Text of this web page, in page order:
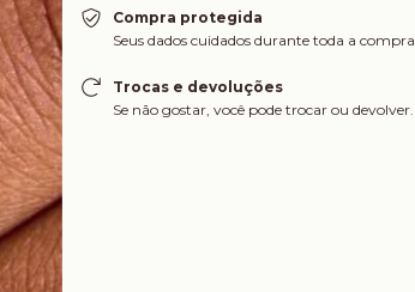
Compra protegida
Seus dados cuidados durante toda a compra.
Trocas e devoluções
Se não gostar, você pode trocar ou devolver.